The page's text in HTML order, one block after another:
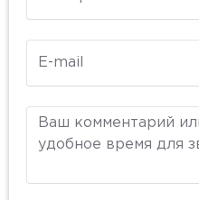
Комментарий